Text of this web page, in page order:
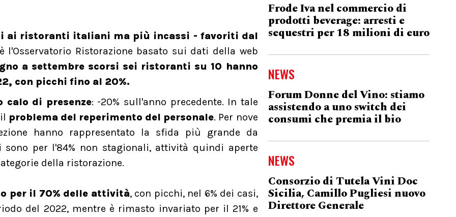
ai ristoranti italiani ma più incassi - favoriti dal
l'Osservatorio Ristorazione basato sui dati della web
a settembre scorsi sei ristoranti su 10 hanno
con picchi fino al 20%.
calo di presenze: -20% sull'anno precedente. In tale
problema del reperimento del personale. Per nove
hanno rappresentato la sfida più grande da
per l'84% non stagionali, attività quindi aperte
della ristorazione.
per il 70% delle attività, con picchi, nel 6% dei casi,
del 2022, mentre è rimasto invariato per il 21% e
Frode Iva nel commercio di
prodotti beverage: arresti e
sequestri per 18 milioni di euro
NEWS
Forum Donne del Vino: stiamo
assistendo a uno switch dei
consumi che premia il bio
NEWS
Consorzio di Tutela Vini Doc
Sicilia, Camillo Pugliesi nuovo
Direttore Generale